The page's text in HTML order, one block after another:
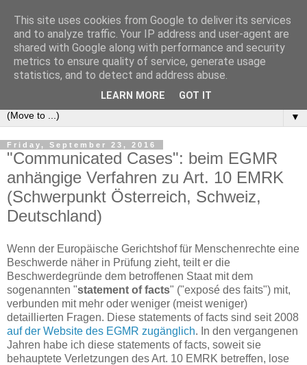
e-comm
Blog zum österreichischen und europäischen Recht der
elektronischen Kommunikationsnetze und -dienste
▼
Friday, September 23, 2016
"Communicated Cases": beim EGMR
anhängige Verfahren zu Art. 10 EMRK
(Schwerpunkt Österreich, Schweiz,
Deutschland)
Wenn der Europäische Gerichtshof für Menschenrechte eine
Beschwerde näher in Prüfung zieht, teilt er die
Beschwerdegründe dem betroffenen Staat mit dem
sogenannten "statement of facts" ("exposé des faits") mit,
verbunden mit mehr oder weniger (meist weniger)
detaillierten Fragen. Diese statements of facts sind seit 2008
auf der Website des EGMR zugänglich. In den vergangenen
Jahren habe ich diese statements of facts, soweit sie
behauptete Verletzungen des Art. 10 EMRK betreffen, lose
This site uses cookies from Google to deliver its services
and to analyze traffic. Your IP address and user-agent are
shared with Google along with performance and security
metrics to ensure quality of service, generate usage
statistics, and to detect and address abuse.
LEARN MORE GOT IT